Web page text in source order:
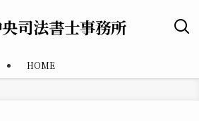
司法書士事務所
HOME